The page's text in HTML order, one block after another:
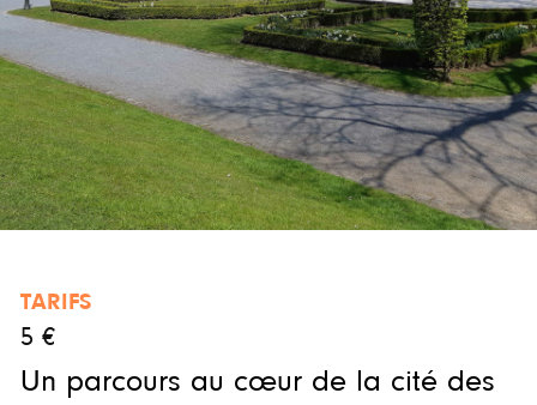
TARIFS
5 €
Un parcours au cœur de la cité des